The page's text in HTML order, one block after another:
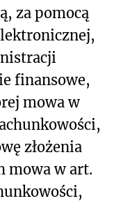
za pomocą
finansowe,
mowa w
złożenia
mowa w art.